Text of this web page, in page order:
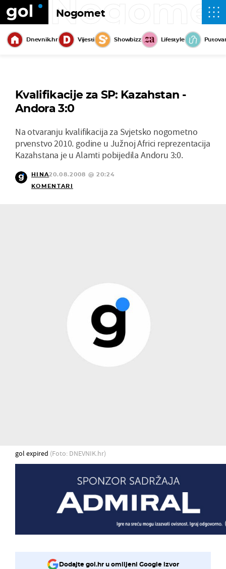
Nogomet
Dnevnik.hr Vijesti Showbizz Lifestyle
Kvalifikacije za SP: Kazahstan -
Andora 3:0
Na otvaranju kvalifikacija za Svjetsko nogometno
prvenstvo 2010. godine u Južnoj Africi reprezentacija
Kazahstana je u Alamti pobijedila Andoru 3:0.
HINA20.08.2008 @ 20:24
KOMENTARI
gol expired (Foto: DNEVNIK.hr)
Dodajte gol.hr u omiljeni Google izvor